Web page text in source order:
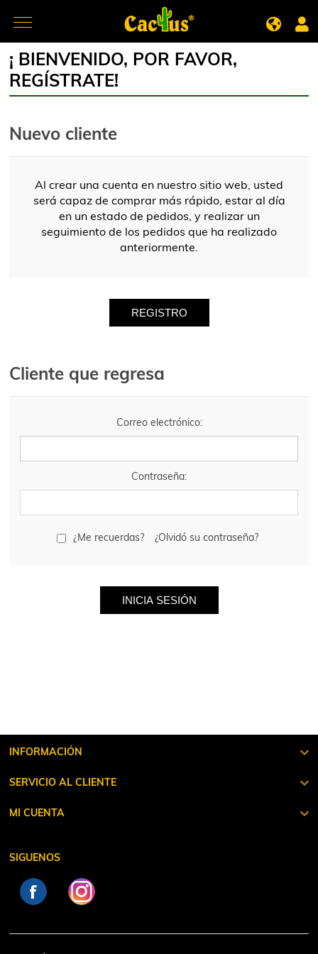
¡ BIENVENIDO, POR FAVOR,
REGÍSTRATE!
Nuevo cliente
Al crear una cuenta en nuestro sitio web, usted
será capaz de comprar más rápido, estar al día
en un estado de pedidos, y realizar un
seguimiento de los pedidos que ha realizado
anteriormente.
Cliente que regresa
Correo electrónico:
Contraseña:
¿Me recuerdas? ¿Olvidó su contraseña?
INFORMACIÓN
SERVICIO AL CLIENTE
MI CUENTA
SIGUENOS